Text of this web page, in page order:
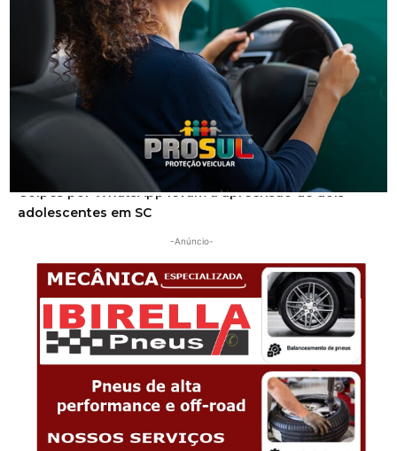
Golpes por WhatsApp levam à apreensão de dois
adolescentes em SC
-Anúncio-